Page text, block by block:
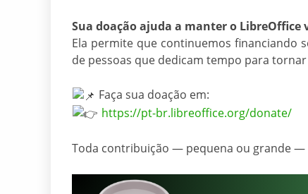
Sua doação ajuda a manter o
Ela permite que continuemos
de pessoas que dedicam tempo para
Faça sua doação em:
https://pt-br.libreoffice.org/donate/
Toda contribuição — pequena ou grande —